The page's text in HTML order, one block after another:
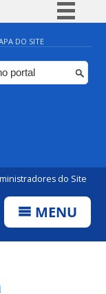
BR
DO SITE
do Site
MENU